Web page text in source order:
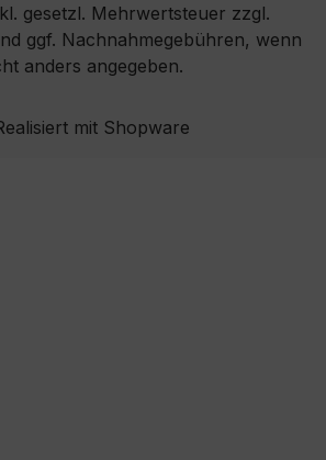
gesetzl. Mehrwertsteuer zzgl.
ggf. Nachnahmegebühren, wenn
anders angegeben.
mit Shopware